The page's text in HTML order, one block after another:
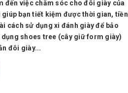
đến việc chăm sóc cho đôi giày của
bạn tiết kiệm được thời gian, tiền
cách sử dụng xi đánh giày để bảo
shoes tree (cây giữ form giày)
đôi giày...